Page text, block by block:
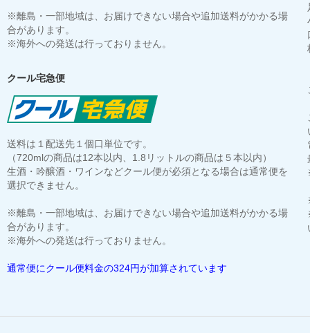
※離島・一部地域は、お届けできない場合や追加送料がかかる場
合があります。
※海外への発送は行っておりません。
クール宅急便
送料は１配送先１個口単位です。
（720mlの商品は12本以内、1.8リットルの商品は５本以内）
生酒・吟醸酒・ワインなどクール便が必須となる場合は通常便を
選択できません。
※離島・一部地域は、お届けできない場合や追加送料がかかる場
合があります。
※海外への発送は行っておりません。
通常便にクール便料金の324円が加算されています